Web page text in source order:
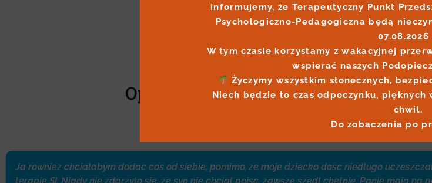
Opinie
Ja rowniez chcialabym dodac cos od siebie, pomimo, ze moje dziecko dosc niedlugo
informujemy, że Terapeutyczny Punkt
Psychologiczno-Pedagogiczna będą
07.08.2026
W tym czasie korzystamy z wakacyjnej
Życzymy wszystkim słonecznych,
Niech będzie to czas odpoczynku,
chwil.
Do zobaczenia po